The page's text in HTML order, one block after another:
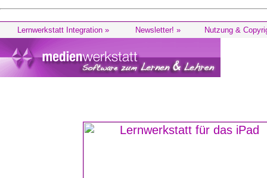
Lernwerkstatt Integration » Newsletter! » Nutzung &